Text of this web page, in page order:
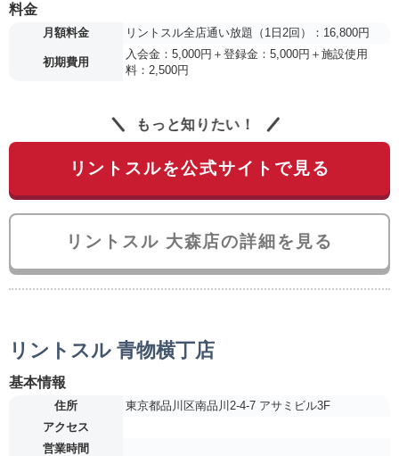
料金
月額料金 リントスル全店通い放題（1日2回）：16,800円
初期費用
入会金：5,000円＋登録金：5,000円＋施設使用
料：2,500円
もっと知りたい！
リントスルを公式サイトで見る
リントスル 大森店の詳細を見る
リントスル 青物横丁店
基本情報
住所
東京都品川区南品川2-4-7 アサミビル3F
アクセス
営業時間